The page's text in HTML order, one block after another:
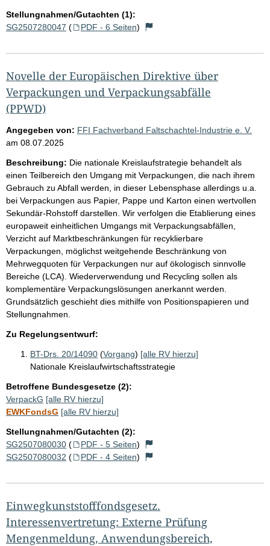
Stellungnahmen/Gutachten (1):
SG2507280047 ( PDF - 6 Seiten)
Novelle der Europäischen Direktive über
Verpackungen und Verpackungsabfälle
(PPWD)
Angegeben von: FFI Fachverband Faltschachtel-Industrie e. V.
am 08.07.2025
Beschreibung: Die nationale Kreislaufstrategie behandelt als
einen Teilbereich den Umgang mit Verpackungen, die nach ihrem
Gebrauch zu Abfall werden, in dieser Lebensphase allerdings u.a.
bei Verpackungen aus Papier, Pappe und Karton einen wertvollen
Sekundär-Rohstoff darstellen. Wir verfolgen die Etablierung eines
europaweit einheitlichen Umgangs mit Verpackungsabfällen,
Verzicht auf Marktbeschränkungen für recyklierbare
Verpackungen, möglichst weitgehende Beschränkung von
Mehrwegquoten für Verpackungen nur auf ökologisch sinnvolle
Bereiche (LCA). Wiederverwendung und Recycling sollen als
komplementäre Verpackungslösungen anerkannt werden.
Grundsätzlich geschieht dies mithilfe von Positionspapieren und
Stellungnahmen.
Zu Regelungsentwurf:
BT-Drs. 20/14090 (Vorgang) [alle RV hierzu]
Nationale Kreislaufwirtschaftsstrategie
Betroffene Bundesgesetze (2):
VerpackG [alle RV hierzu]
EWKFondsG [alle RV hierzu]
Stellungnahmen/Gutachten (2):
SG2507080030 ( PDF - 5 Seiten)
SG2507080032 ( PDF - 4 Seiten)
Einwegkunststofffondsgesetz.
Interessenvertretung: Externe Prüfung
Mengenmeldung, Anwendungsbereich,